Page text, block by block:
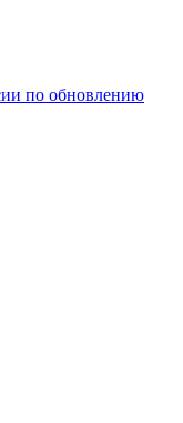
по обновлению